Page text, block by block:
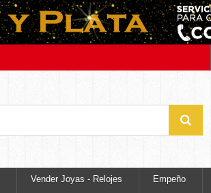
Vender Joyas - Relojes Empeño